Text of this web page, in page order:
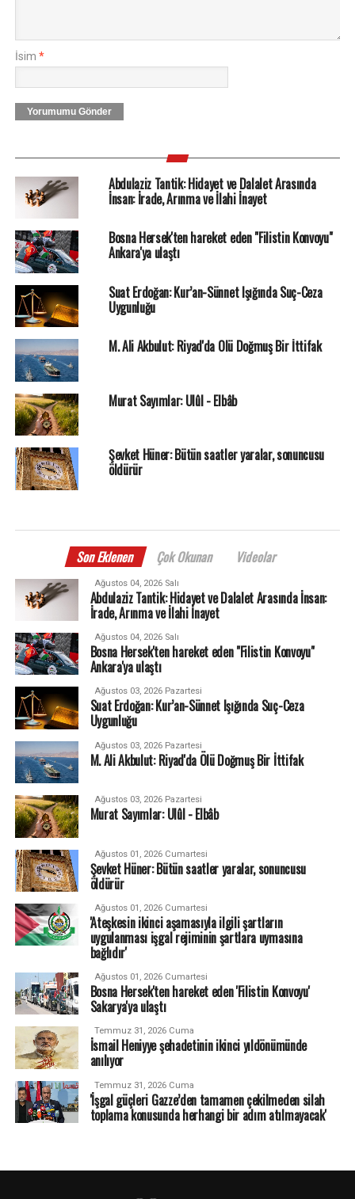
İsim *
Yorumumu Gönder
Abdulaziz Tantik: Hidayet ve Dalalet Arasında
İnsan: İrade, Arınma ve İlahi İnayet
Bosna Hersek'ten hareket eden "Filistin Konvoyu"
Ankara'ya ulaştı
Suat Erdoğan: Kur’an-Sünnet Işığında Suç-Ceza
Uygunluğu
M. Ali Akbulut: Riyad'da Ölü Doğmuş Bir İttifak
Murat Sayımlar: Ulûl - Elbâb
Şevket Hüner: Bütün saatler yaralar, sonuncusu
öldürür
Son Eklenen Çok Okunan Videolar
Ağustos 04, 2026 Salı
Abdulaziz Tantik: Hidayet ve Dalalet Arasında İnsan:
İrade, Arınma ve İlahi İnayet
Ağustos 04, 2026 Salı
Bosna Hersek'ten hareket eden "Filistin Konvoyu"
Ankara'ya ulaştı
Ağustos 03, 2026 Pazartesi
Suat Erdoğan: Kur’an-Sünnet Işığında Suç-Ceza
Uygunluğu
Ağustos 03, 2026 Pazartesi
M. Ali Akbulut: Riyad'da Ölü Doğmuş Bir İttifak
Ağustos 03, 2026 Pazartesi
Murat Sayımlar: Ulûl - Elbâb
Ağustos 01, 2026 Cumartesi
Şevket Hüner: Bütün saatler yaralar, sonuncusu
öldürür
Ağustos 01, 2026 Cumartesi
'Ateşkesin ikinci aşamasıyla ilgili şartların
uygulanması işgal rejiminin şartlara uymasına
bağlıdır'
Ağustos 01, 2026 Cumartesi
Bosna Hersek'ten hareket eden 'Filistin Konvoyu'
Sakarya'ya ulaştı
Temmuz 31, 2026 Cuma
İsmail Heniyye şehadetinin ikinci yıldönümünde
anılıyor
Temmuz 31, 2026 Cuma
'İşgal güçleri Gazze’den tamamen çekilmeden silah
toplama konusunda herhangi bir adım atılmayacak'